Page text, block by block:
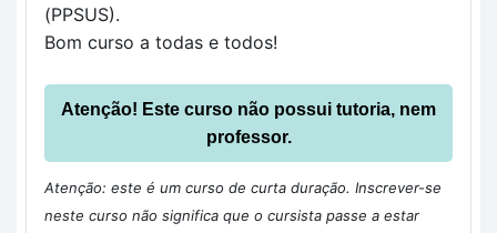
(PPSUS).
Bom curso a todas e todos!
Atenção! Este curso não possui tutoria, nem
professor.
Atenção: este é um curso de curta duração. Inscrever-se
neste curso não significa que o cursista passe a estar